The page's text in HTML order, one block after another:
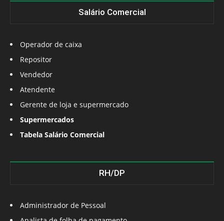
Salário Comercial
Operador de caixa
Repositor
Vendedor
Atendente
Gerente de loja e supermercado
Supermercados
Tabela Salário Comercial
RH/DP
Administrador de Pessoal